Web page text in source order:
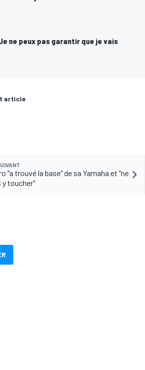
ne peux pas garantir que je vais
article
"a trouvé la base" de sa Yamaha et "ne
y toucher"